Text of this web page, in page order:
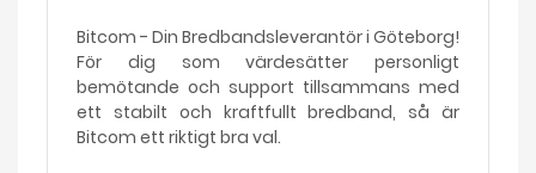
Bitcom - Din Bredbandsleverantör i Göteborg!
För dig som värdesätter personligt
bemötande och support tillsammans med
ett stabilt och kraftfullt bredband, så är
Bitcom ett riktigt bra val.